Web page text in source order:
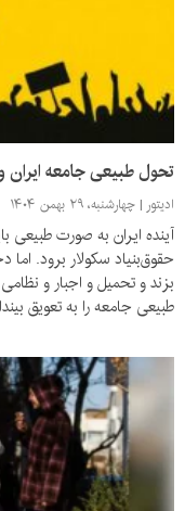
تحول طبیعی جامعه
ادیتور چهارشنبه، ۲۹ بهمن ۱۴۰۴
آینده ایران به صورت طبیعی
حقوق‌بنیاد سکولار برود.
بزند و تحمیل و اجبار و
طبیعی جامعه را به تعویق